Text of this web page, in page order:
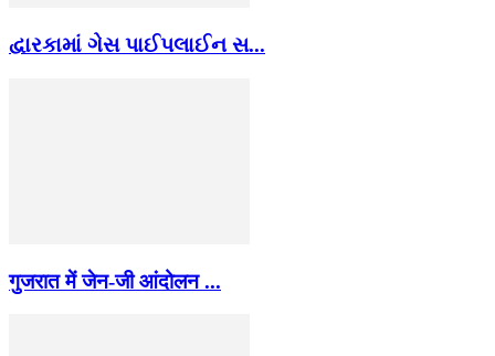
દ્વારકામાં ગેસ પાઈપલાઈન સ...
गुजरात में जेन-जी आंदोलन ...